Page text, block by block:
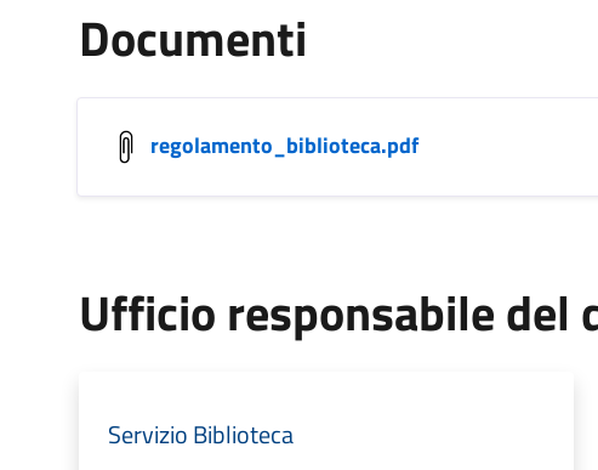
Documenti
regolamento_biblioteca.pdf
Ufficio responsabile del
Servizio Biblioteca